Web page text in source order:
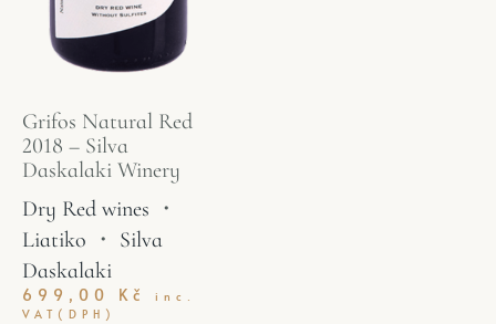
Grifos Natural Red
2018 – Silva
Daskalaki Winery
Dry Red wines ・
Liatiko ・ Silva
Daskalaki
699,00 Kč
inc.
VAT(DPH)